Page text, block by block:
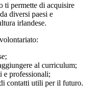
ti permette di acquisire
diversi paesi e
irlandese.
al curriculum;
e professionali;
contatti utili per il futuro.